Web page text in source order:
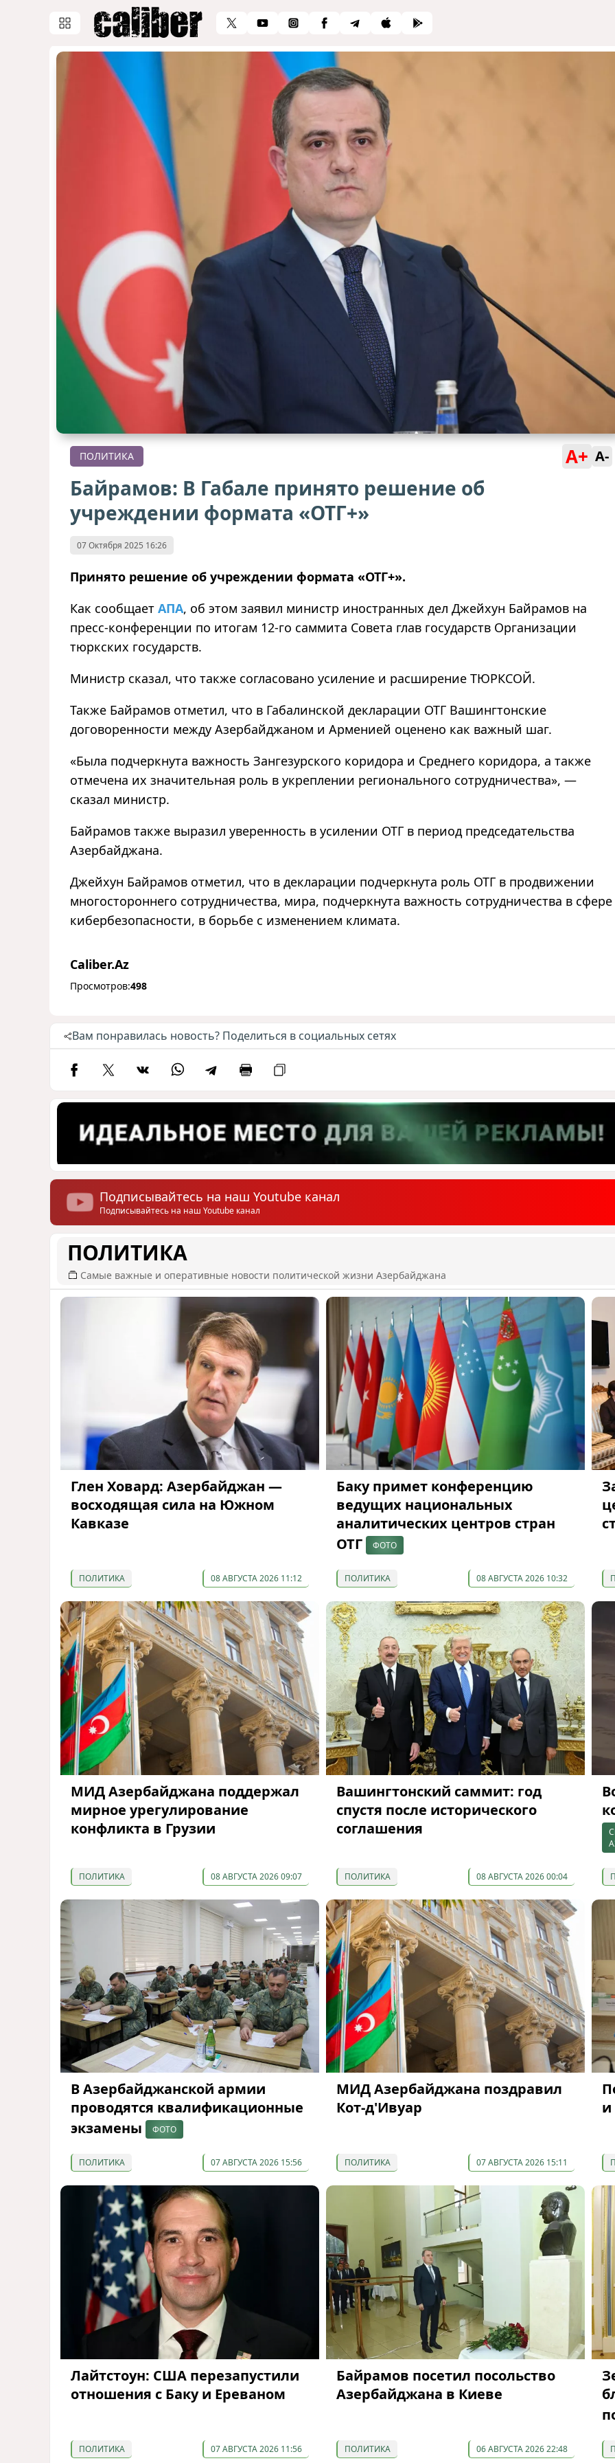
ПОЛИТИКА A+ A-
Байрамов: В Габале принято решение об
учреждении формата «ОТГ+»
07 Октября 2025 16:26
Принято решение об учреждении формата «ОТГ+».
Как сообщает AПА, об этом заявил министр иностранных дел Джейхун Байрамов на
пресс-конференции по итогам 12-го саммита Совета глав государств Организации
тюркских государств.
Министр сказал, что также согласовано усиление и расширение ТЮРКСОЙ.
Также Байрамов отметил, что в Габалинской декларации ОТГ Вашингтонские
договоренности между Азербайджаном и Арменией оценено как важный шаг.
«Была подчеркнута важность Зангезурского коридора и Среднего коридора, а также
отмечена их значительная роль в укреплении регионального сотрудничества», —
сказал министр.
Байрамов также выразил уверенность в усилении ОТГ в период председательства
Азербайджана.
Джейхун Байрамов отметил, что в декларации подчеркнута роль ОТГ в продвижении
многостороннего сотрудничества, мира, подчеркнута важность сотрудничества в сфере
кибербезопасности, в борьбе с изменением климата.
Caliber.Az
Просмотров:498
Вам понравилась новость? Поделиться в социальных сетях
Подписывайтесь на наш Youtube канал
Подписывайтесь на наш Youtube канал
ПОЛИТИКА
Самые важные и оперативные новости политической жизни Азербайджана
Глен Ховард: Азербайджан —
восходящая сила на Южном
Кавказе
ПОЛИТИКА 08 АВГУСТА 2026 11:12
Баку примет конференцию
ведущих национальных
аналитических центров стран
ОТГ
ФОТО
ПОЛИТИКА 08 АВГУСТА 2026 10:32
МИД Азербайджана поддержал
мирное урегулирование
конфликта в Грузии
ПОЛИТИКА 08 АВГУСТА 2026 09:07
Вашингтонский саммит: год
спустя после исторического
соглашения
ПОЛИТИКА 08 АВГУСТА 2026 00:04
В Азербайджанской армии
проводятся квалификационные
экзамены
ФОТО
ПОЛИТИКА 07 АВГУСТА 2026 15:56
МИД Азербайджана поздравил
Кот-д'Ивуар
ПОЛИТИКА 07 АВГУСТА 2026 15:11
и
Лайтстоун: США перезапустили
отношения с Баку и Ереваном
ПОЛИТИКА 07 АВГУСТА 2026 11:56
Байрамов посетил посольство
Азербайджана в Киеве
ПОЛИТИКА 06 АВГУСТА 2026 22:48